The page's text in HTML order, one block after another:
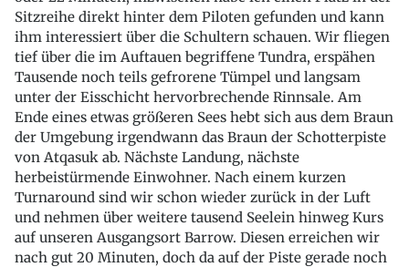
Sitzreihe direkt hinter dem Piloten gefunden und kann
ihm interessiert über die Schultern schauen. Wir fliegen
tief über die im Auftauen begriffene Tundra, erspähen
Tausende noch teils gefrorene Tümpel und langsam
unter der Eisschicht hervorbrechende Rinnsale. Am
Ende eines etwas größeren Sees hebt sich aus dem Braun
der Umgebung irgendwann das Braun der Schotterpiste
von Atqasuk ab. Nächste Landung, nächste
herbeistürmende Einwohner. Nach einem kurzen
Turnaround sind wir schon wieder zurück in der Luft
und nehmen über weitere tausend Seelein hinweg Kurs
auf unseren Ausgangsort Barrow. Diesen erreichen wir
nach gut 20 Minuten, doch da auf der Piste gerade noch